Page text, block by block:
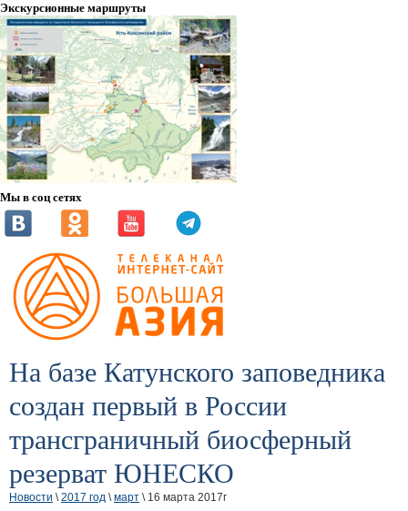
Экскурсионные маршруты
Мы в соц сетях
На базе Катунского заповедника
создан первый в России
трансграничный биосферный
резерват ЮНЕСКО
Новости \2017 год \март \ 16 марта 2017г